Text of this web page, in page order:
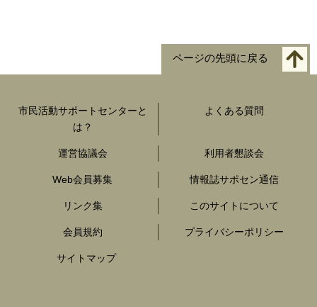
ページの先頭に戻る
市民活動サポートセンターと
は？
よくある質問
運営協議会 利用者懇談会
Web会員募集 情報誌サポセン通信
リンク集 このサイトについて
会員規約 プライバシーポリシー
サイトマップ